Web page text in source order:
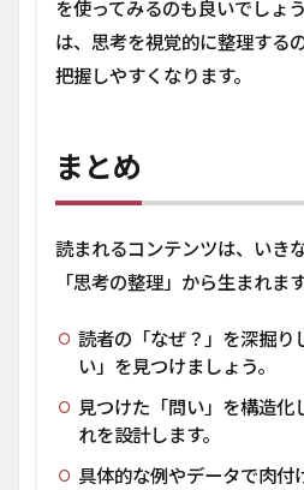
を使ってみるのも良いでしょ
は、思考を視覚的に整理する
把握しやすくなります。
まとめ
読まれるコンテンツは、いき
「思考の整理」から生まれます
読者の「なぜ？」を深掘り
い」を見つけましょう。
見つけた「問い」を構造化
れを設計します。
具体的な例やデータで肉付